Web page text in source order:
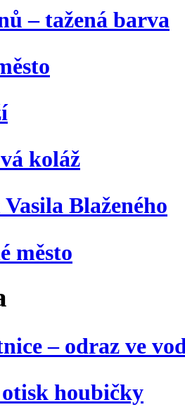
– tažená barva
koláž
Blaženého
město
– odraz ve
houbičky